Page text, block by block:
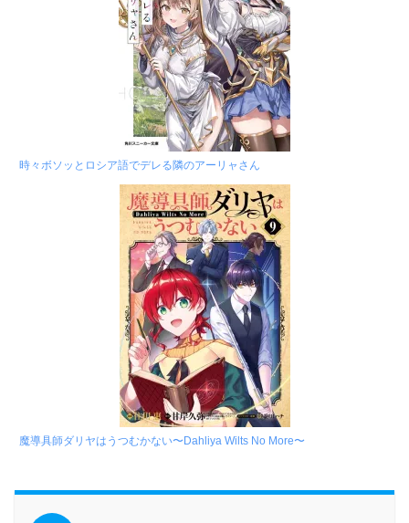
時々ボソッとロシア語でデレる隣のアーリャさん
魔導具師ダリヤはうつむかない〜Dahliya Wilts No More〜